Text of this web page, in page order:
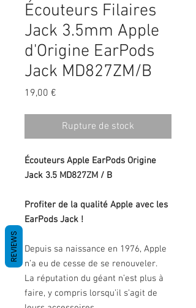
Écouteurs Filaires
Jack 3.5mm Apple
d'Origine EarPods
Jack MD827ZM/B
19,00 €
Rupture de stock
Écouteurs Apple EarPods Origine
Jack 3.5 MD827ZM / B
Profiter de la qualité Apple avec les
EarPods Jack !
Depuis sa naissance en 1976, Apple
n’a eu de cesse de se renouveler.
La réputation du géant n’est plus à
faire, y compris lorsqu’il s’agit de
REVIEWS